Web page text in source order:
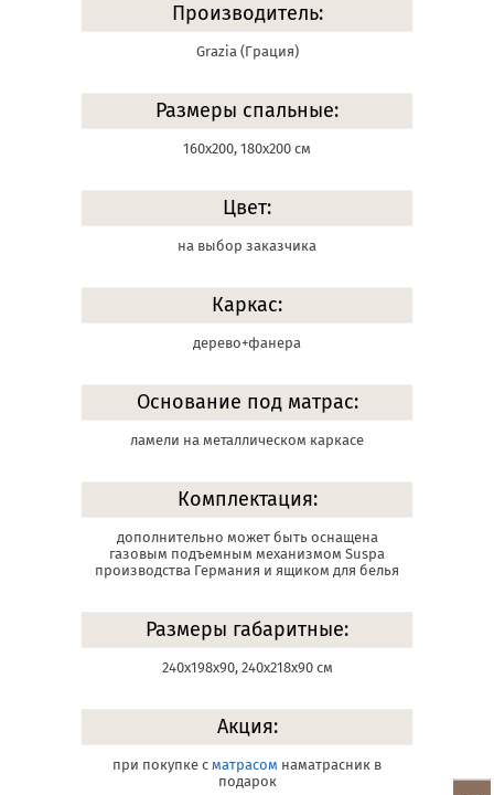
Производитель:
Grazia (Грация)
Размеры спальные:
160х200, 180х200 см
Цвет:
на выбор заказчика
Каркас:
дерево+фанера
Основание под матрас:
ламели на металлическом каркасе
Комплектация:
дополнительно может быть оснащена
газовым подъемным механизмом Suspa
производства Германия и ящиком для белья
Размеры габаритные:
240х198х90, 240х218х90 см
Акция:
при покупке с матрасом наматрасник в
подарок